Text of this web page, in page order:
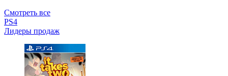
Смотреть все
PS4
Лидеры продаж